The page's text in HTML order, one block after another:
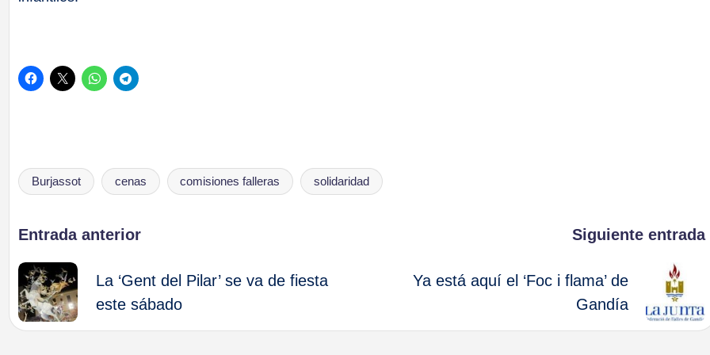
Etiquetas:
Burjassot cenas comisiones falleras solidaridad
Navegación
de
entradas
Entrada anterior
La ‘Gent del Pilar’ se va de fiesta
este sábado
Siguiente entrada
Ya está aquí el ‘Foc i flama’ de
Gandía